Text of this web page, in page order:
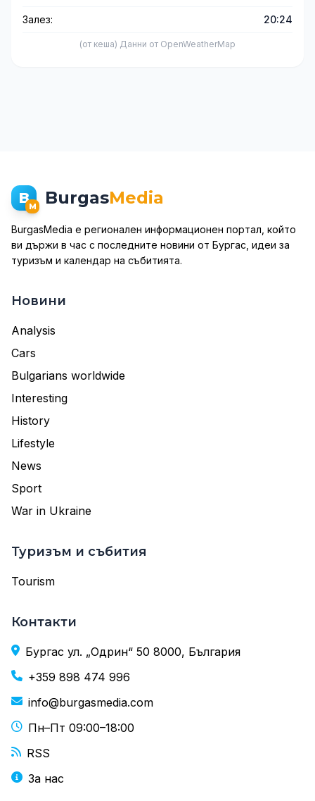
Залез: 20:24
(от кеша) Данни от OpenWeatherMap
BM BurgasMedia
BurgasMedia е регионален информационен портал, който
ви държи в час с последните новини от Бургас, идеи за
туризъм и календар на събитията.
Новини
Analysis
Cars
Bulgarians worldwide
Interesting
History
Lifestyle
News
Sport
War in Ukraine
Туризъм и събития
Tourism
Контакти
Бургас ул. „Одрин“ 50 8000, България
+359 898 474 996
info@burgasmedia.com
Пн–Пт 09:00–18:00
RSS
За нас